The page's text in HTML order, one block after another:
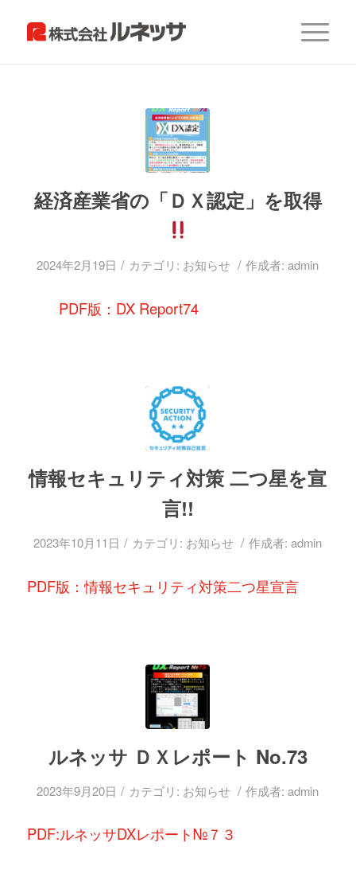
経済産業省の「ＤＸ認定」を取得
2024年2月19日 / カテゴリ: お知らせ / 作成者:admin
PDF版： DX Report74
情報セキュリティ対策 二つ星を宣
言!!
2023年10月11日 / カテゴリ: お知らせ / 作成者:admin
PDF版：情報セキュリティ対策二つ星宣言
ルネッサ ＤＸレポート No.73
2023年9月20日 / カテゴリ: お知らせ / 作成者:admin
PDF:ルネッサDXレポート№７３